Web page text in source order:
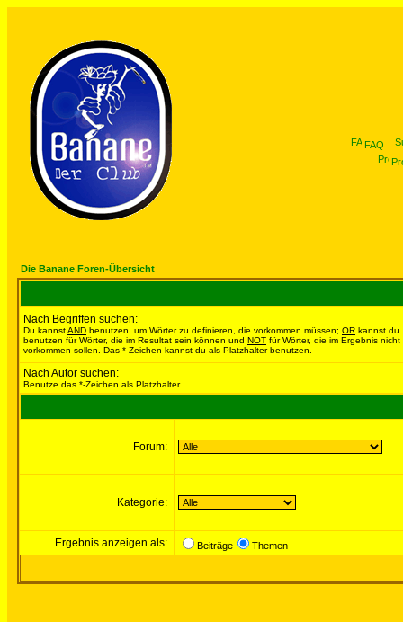
FAQ
Die Banane Foren-Übersicht
Nach Begriffen suchen:
Du kannstAND benutzen, um Wörter zu definieren, die vorkommen müssen; OR kannst du
benutzen für Wörter, die im Resultat sein können und NOT für Wörter, die im Ergebnis nicht
vorkommen sollen. Das *-Zeichen kannst du als Platzhalter benutzen.
Nach Autor suchen:
Benutze das *-Zeichen als Platzhalter
Forum:
Kategorie:
Ergebnis anzeigen als: Beiträge Themen